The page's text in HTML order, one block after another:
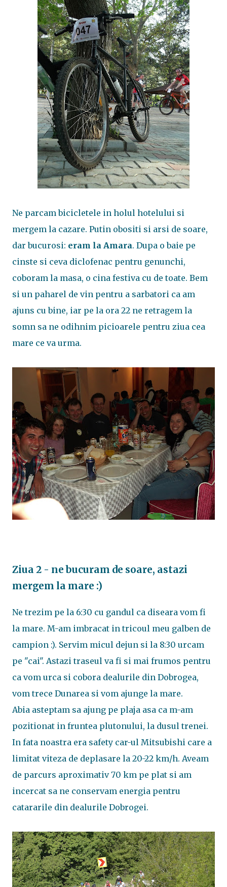
Ne parcam bicicletele in holul hotelului si
mergem la cazare. Putin obositi si arsi de soare,
dar bucurosi: eram la Amara. Dupa o baie pe
cinste si ceva diclofenac pentru genunchi,
coboram la masa, o cina festiva cu de toate. Bem
si un paharel de vin pentru a sarbatori ca am
ajuns cu bine, iar pe la ora 22 ne retragem la
somn sa ne odihnim picioarele pentru ziua cea
mare ce va urma.
Ziua 2 - ne bucuram de soare, astazi
mergem la mare :)
Ne trezim pe la 6:30 cu gandul ca diseara vom fi
la mare. M-am imbracat in tricoul meu galben de
campion :). Servim micul dejun si la 8:30 urcam
pe "cai". Astazi traseul va fi si mai frumos pentru
ca vom urca si cobora dealurile din Dobrogea,
vom trece Dunarea si vom ajunge la mare.
Abia asteptam sa ajung pe plaja asa ca m-am
pozitionat in fruntea plutonului, la dusul trenei.
In fata noastra era safety car-ul Mitsubishi care a
limitat viteza de deplasare la 20-22 km/h. Aveam
de parcurs aproximativ 70 km pe plat si am
incercat sa ne conservam energia pentru
catararile din dealurile Dobrogei.